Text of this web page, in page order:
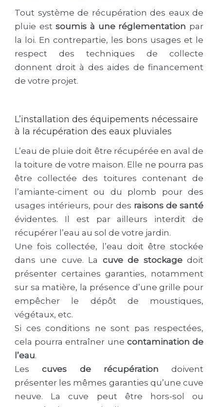
Tout système de récupération des eaux de
pluie est soumis à une réglementation par
la loi. En contrepartie, les bons usages et le
respect des techniques de collecte
donnent droit à des aides de financement
de votre projet.
L’installation des équipements nécessaire
à la récupération des eaux pluviales
L’eau de pluie doit être récupérée en aval de
la toiture de votre maison. Elle ne pourra pas
être collectée des toitures contenant de
l’amiante-ciment ou du plomb pour des
usages intérieurs, pour des raisons de santé
évidentes. Il est par ailleurs interdit de
récupérer l’eau au sol de votre jardin.
Une fois collectée, l’eau doit être stockée
dans une cuve. La cuve de stockagedoit
présenter certaines garanties, notamment
sur sa matière, la présence d’une grille pour
empêcher le dépôt de moustiques,
végétaux, etc.
Si ces conditions ne sont pas respectées,
cela pourra entraîner une contamination de
l’eau.
Lescuves de récupération doivent
présenter les mêmes garanties qu’une cuve
neuve. La cuve peut être hors-sol ou